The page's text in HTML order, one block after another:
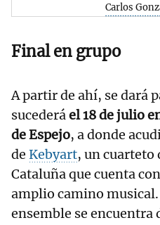
Carlos
Final en grupo
A partir de ahí, se dará
sucederáel 18 de julio
de Espejo, a donde
de Kebyart, un cuarteto
Cataluña que cuenta
amplio camino
ensemble se encuentra